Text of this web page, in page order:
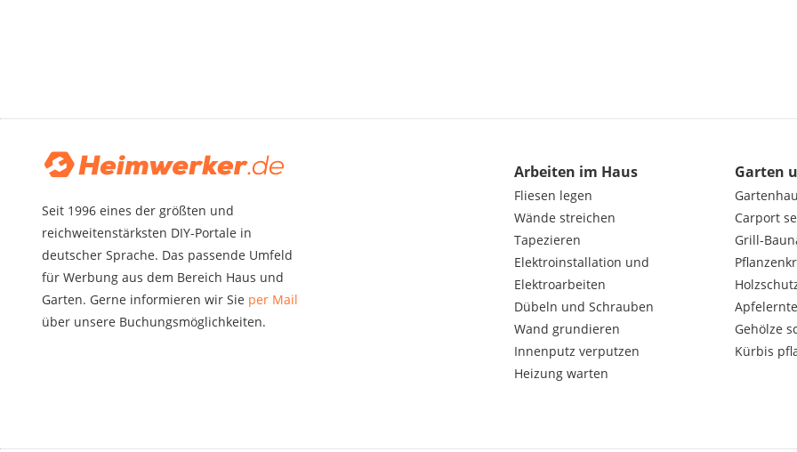
Seit 1996 eines der größten und
reichweitenstärksten DIY-Portale in
deutscher Sprache. Das passende Umfeld
für Werbung aus dem Bereich Haus und
Garten. Gerne informieren wir Sie per Mail
über unsere Buchungsmöglichkeiten.
Arbeiten im Haus
Fliesen legen
Wände streichen
Tapezieren
Elektroinstallation und
Elektroarbeiten
Dübeln und Schrauben
Wand grundieren
Innenputz verputzen
Heizung warten
Garten
Carport
Grill-
Apfelernte
Gehölze
Kürbis